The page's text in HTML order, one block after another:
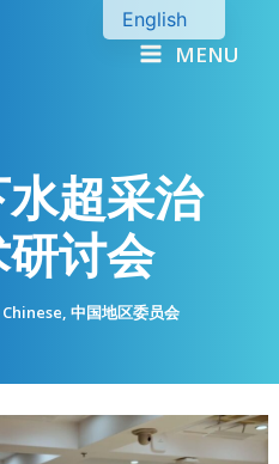
MENU
超采治
讨会
Chinese, 中国地区委员会
English
Chinese